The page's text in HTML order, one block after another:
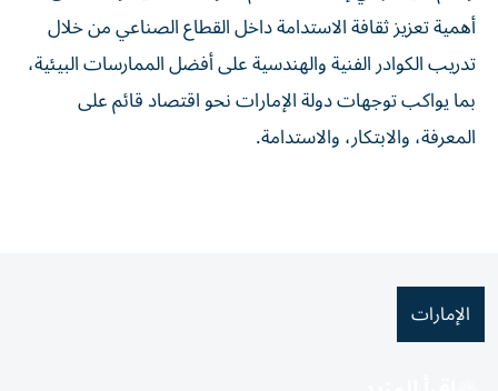
أهمية تعزيز ثقافة الاستدامة داخل القطاع الصناعي من خلال
تدريب الكوادر الفنية والهندسية على أفضل الممارسات البيئية،
بما يواكب توجهات دولة الإمارات نحو اقتصاد قائم على
المعرفة، والابتكار، والاستدامة.
الإمارات